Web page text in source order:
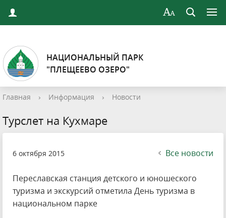
НАЦИОНАЛЬНЫЙ ПАРК
"ПЛЕЩЕЕВО ОЗЕРО"
Главная › Информация › Новости
Турслет на Кухмаре
6 октября 2015 Все новости
Переславская станция детского и юношеского
туризма и экскурсий отметила День туризма в
национальном парке